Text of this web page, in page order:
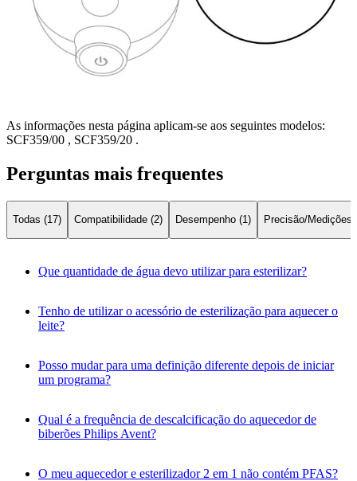
As informações nesta página aplicam-se aos seguintes modelos:
SCF359/00 , SCF359/20 .
Perguntas mais frequentes
Todas (17) Compatibilidade (2) Desempenho (1) Precisão/Medições
Que quantidade de água devo utilizar para esterilizar?
Tenho de utilizar o acessório de esterilização para aquecer o
leite?
Posso mudar para uma definição diferente depois de iniciar
um programa?
Qual é a frequência de descalcificação do aquecedor de
biberões Philips Avent?
O meu aquecedor e esterilizador 2 em 1 não contém PFAS?